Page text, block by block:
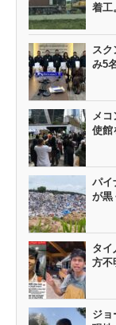
着工
スク
み5
メコ
使館
パイ
が黒
タイ
方不
ジョ